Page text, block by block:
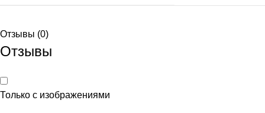
Отзывы (0)
Отзывы
Только с изображениями